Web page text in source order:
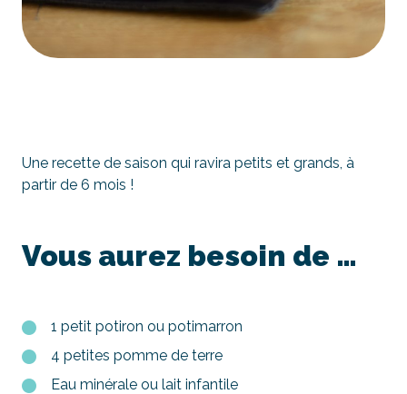
Une recette de saison qui ravira petits et grands, à
partir de 6 mois !
Vous aurez besoin de …
1 petit potiron ou potimarron
4 petites pomme de terre
Eau minérale ou lait infantile